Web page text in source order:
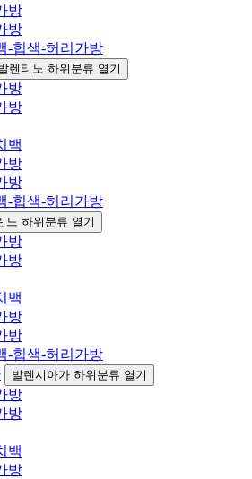
방
방
-힙색-허리가방
렌티노 하위분류 열기
방
방
백
방
방
-힙색-허리가방
느 하위분류 열기
방
방
백
방
방
-힙색-허리가방
발렌시아가 하위분류 열기
방
방
백
방